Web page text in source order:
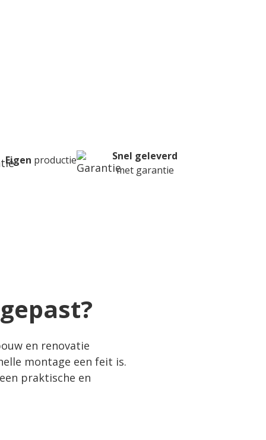
Eigen productie
Snel geleverd
met garantie
en renovatie
montage een feit is.
praktische en